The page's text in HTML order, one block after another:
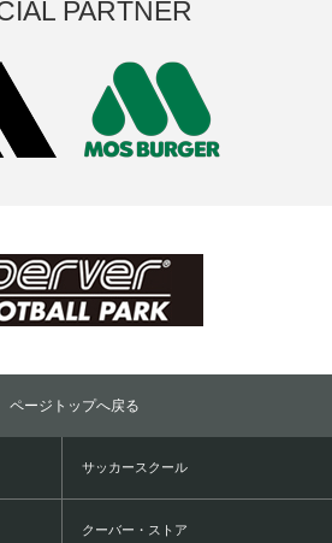
PARTNER
ページトップへ戻る
サッカースクール
クーバー・ストア